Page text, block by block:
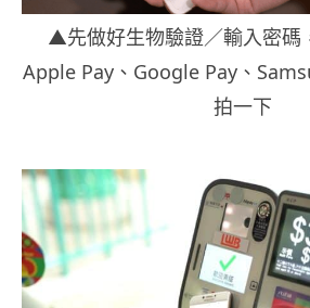
▲先做好生物驗證／輸入密碼
Apple Pay、Google Pay、
拍一下